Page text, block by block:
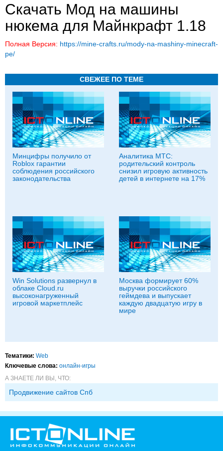
Скачать Мод на машины
нюкема для Майнкрафт 1.18
Полная Версия: https://mine-crafts.ru/mody-na-mashiny-minecraft-
pe/
СВЕЖЕЕ ПО ТЕМЕ
Минцифры получило от
Roblox гарантии
соблюдения российского
законодательства
Аналитика МТС:
родительский контроль
снизил игровую активность
детей в интернете на 17%
Win Solutions развернул в
облаке Cloud.ru
высоконагруженный
игровой маркетплейс
Москва формирует 60%
выручки российского
геймдева и выпускает
каждую двадцатую игру в
мире
Тематики: Web
Ключевые слова: онлайн-игры
А ЗНАЕТЕ ЛИ ВЫ, ЧТО:
Продвижение сайтов Спб